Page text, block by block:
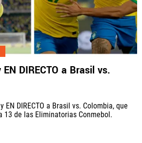
DIRECTO a Brasil vs.
EN DIRECTO a Brasil vs. Colombia, que
13 de las Eliminatorias Conmebol.